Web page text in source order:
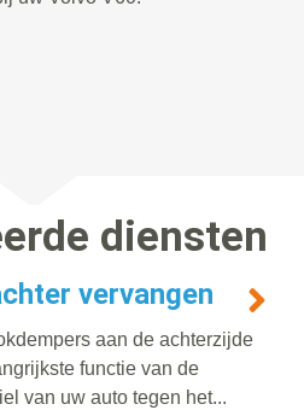
diensten
vervangen
aan de achterzijde
functie van de
van uw auto tegen het...